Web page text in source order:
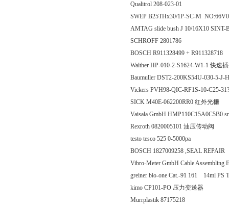
Qualitrol 208-023-01
SWEP B25THx30/1P-SC-M
AMTAG slide bush J 10/16X10 SINT-
SCHROFF 2801786
BOSCH R911328499 + R911328718
Walther HP-010-2-S1624-W1-1 快速
Baumuller DST2-200KS54U-030-5-
Vickers PVH98-QIC-RF1S-10-C25-
SICK M40E-062200RR0 红外光栅
Vaisala GmbH HMP110C15A0C5B0
Rexroth 0820005101 油压传动阀
testo tesco 525 0-5000pa
BOSCH 1827009258 ,SEAL REPAIR
Vibro-Meter GmbH Cable
greiner bio-one Cat.-91 161 14ml PS
kimo CP101-PO 压力变送器
Murrplastik 87175218